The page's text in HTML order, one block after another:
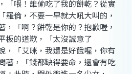
「喂！誰偷吃了我的餅乾？從實
羅倫，不要一早就大吼大叫的，
，「啊？餅乾是你的？抱歉喔，
板的道歉，「太沒誠意了
，「艾咪，我還是好餓喔，你有
著，「錢都缺得要命，還會有吃